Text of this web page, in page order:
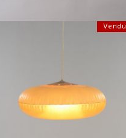
Vendu
LAMPE DE LA COLLECTION
AEROSPACE, QUASAR KHANH, 1968
HAUTEUR : 22 CM
REF :5440